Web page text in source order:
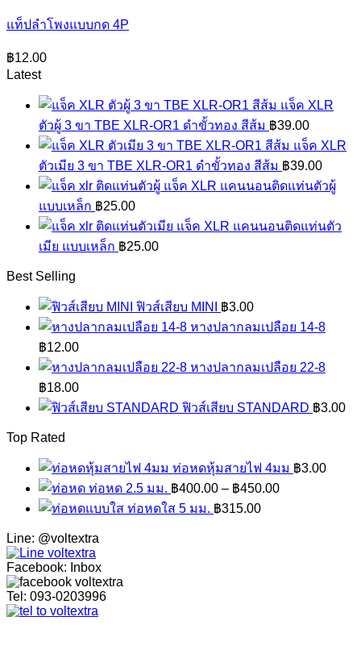
แท็ปลำโพงแบบกด 4P
฿12.00
Latest
แจ็ค XLR
ตัวผู้ 3 ขา TBE XLR-OR1 ดำขั้วทอง สีส้ม ฿39.00
แจ็ค XLR
ตัวเมีย 3 ขา TBE XLR-OR1 ดำขั้วทอง สีส้ม ฿39.00
แจ็ค XLR แคนนอนติดแท่นตัวผู้
แบบเหล็ก ฿25.00
แจ็ค XLR แคนนอนติดแท่นตัว
เมีย แบบเหล็ก ฿25.00
Best Selling
ฟิวส์เสียบ MINI ฿3.00
หางปลากลมเปลือย 14-8
฿12.00
หางปลากลมเปลือย 22-8
฿18.00
ฟิวส์เสียบ STANDARD ฿3.00
Top Rated
ท่อหดหุ้มสายไฟ 4มม ฿3.00
ท่อหด 2.5 มม. ฿400.00 – ฿450.00
ท่อหดใส 5 มม. ฿315.00
Line: @voltextra
Facebook: Inbox
Tel: 093-0203996